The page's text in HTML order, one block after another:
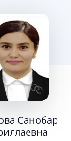
Санобар